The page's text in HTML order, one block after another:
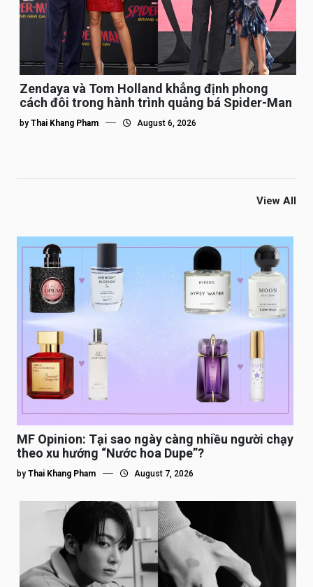
Zendaya và Tom Holland khẳng định phong
cách đôi trong hành trình quảng bá Spider-Man
by Thai Khang Pham August 6, 2026
View All
MF Opinion: Tại sao ngày càng nhiều người chạy
theo xu hướng “Nước hoa Dupe”?
by Thai Khang Pham August 7, 2026